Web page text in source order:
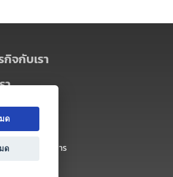
กิจกับเรา
า
Connect
ป็นส่วนตัว
งื่อนไขการใช้บริการ
ด
ด